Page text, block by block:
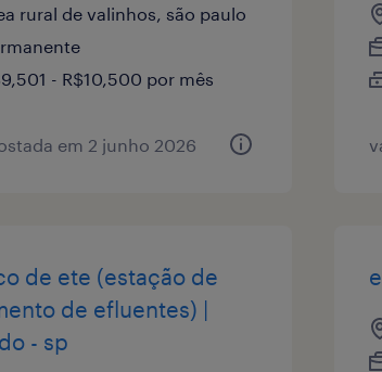
rural de valinhos, são paulo
- R$10,500 por mês
em 2 junho 2026
de ete (estação de
de efluentes) |
- sp